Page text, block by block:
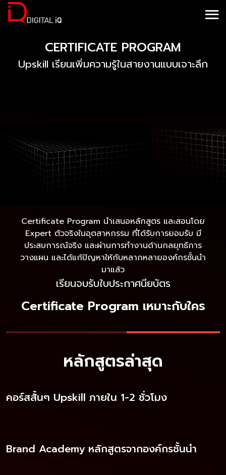
CERTIFICATE PROGRAM
Upskill เรียนเพิ่มความรู้ในสายงานแบบเจาะลึก
Certificate Program นําเสนอหลักสูตร และสอนโดย
Expert ตัวจริงในอุตสาหกรรม ที่ได้รับการยอมรับ มี
ประสบการณ์จริง และผ่านการทํางานด้านกลยุทธ์การ
วางแผน และได้แก้ปัญหาให้กับหลากหลายองค์กรชั้นนํา
มาแล้ว
เรียนจบรับใบประกาศนียบัตร
Certificate Program เหมาะกับใคร
หลักสูตรล่าสุด
คอร์สสั้นๆ Upskill ภายใน 1-2 ชั่วโมง
Brand Academy หลักสูตรจากองค์กรชั้นนำ